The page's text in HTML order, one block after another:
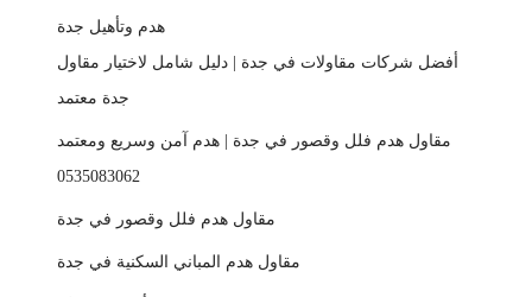
هدم وتأهيل جدة
أفضل شركات مقاولات في جدة | دليل شامل لاختيار مقاول
جدة معتمد
مقاول هدم فلل وقصور في جدة | هدم آمن وسريع ومعتمد
0535083062
مقاول هدم فلل وقصور في جدة
مقاول هدم المباني السكنية في جدة